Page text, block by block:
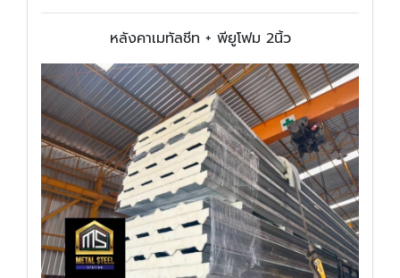
หลังคาเมทัลชีท + พียูโฟม 2นิ้ว